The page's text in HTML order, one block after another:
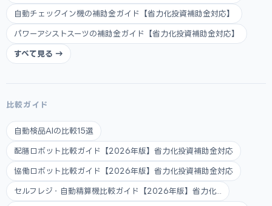
自動チェックイン機の補助金ガイド【省力化投資補助金対応】
パワーアシストスーツの補助金ガイド【省力化投資補助金対応】
すべて見る →
比較ガイド
自動検品AIの比較15選
配膳ロボット比較ガイド【2026年版】省力化投資補助金対応
協働ロボット比較ガイド【2026年版】省力化投資補助金対応
セルフレジ・自動精算機比較ガイド【2026年版】省力化...